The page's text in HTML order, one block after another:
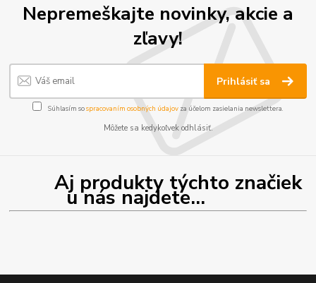
Nepremeškajte novinky, akcie a
zľavy!
Prihlásiť sa
Súhlasím sospracovaním osobných údajov za účelom zasielania newslettera.
Môžete sa kedykoľvek odhlásiť.
Aj produkty týchto značiek
u nás najdete...